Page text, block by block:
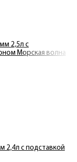
2,5л с
Морская волна
2,4л с подставкой